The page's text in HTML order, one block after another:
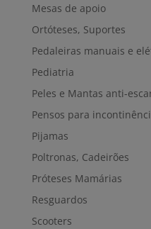
Mesas de apoio
Ortóteses, Suportes
Pedaleiras manuais e
Pediatria
Peles e Mantas anti-
Pensos para
Pijamas
Poltronas, Cadeirões
Próteses Mamárias
Resguardos
Scooters